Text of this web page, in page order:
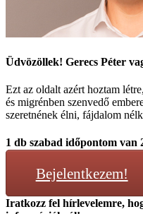
Üdvözöllek! Gerecs Péter
Ezt az oldalt azért hoztam
és migrénben szenvedő
szeretnének élni, fájdalom
1 db szabad időpontom van
Bejelentkezem!
Iratkozz fel hírlevelemre,